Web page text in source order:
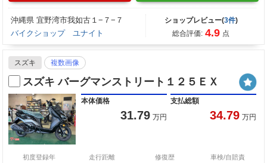
沖縄県 宜野湾市我如古１−７−７
バイクショップ ユナイト
ショップレビュー(3件)
総合評価: 4.9 点
スズキ 複数画像
スズキ バーグマンストリート１２５ＥＸ
本体価格
31.79 万円
支払総額
34.79 万円
初度登録年
走行距離
修復歴
車検/自賠責